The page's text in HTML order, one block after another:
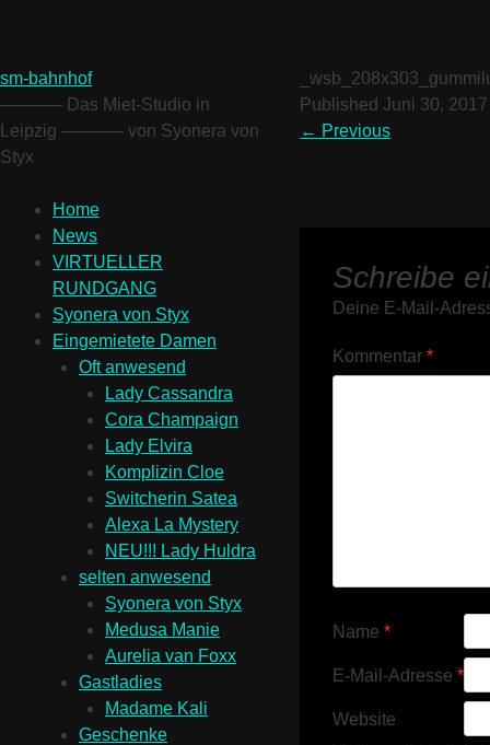
sm-bahnhof
———– Das Miet-Studio in
Leipzig ———– von Syonera von
Styx
Home
News
VIRTUELLER
RUNDGANG
Syonera von Styx
Eingemietete Damen
Oft anwesend
Lady Cassandra
Cora Champaign
Lady Elvira
Komplizin Cloe
Switcherin Satea
Alexa La Mystery
NEU!!! Lady Huldra
selten anwesend
Syonera von Styx
Medusa Manie
Aurelia van Foxx
Gastladies
Madame Kali
Geschenke
PublishedJuni 30, 2017
← Previous
Schreibe
Deine E-Mail-
Kommentar*
Name*
E-Mail-Adresse*
Website